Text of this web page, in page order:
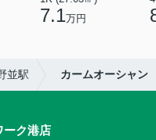
7.1万円
並駅 カームオーシャン
ーク港店